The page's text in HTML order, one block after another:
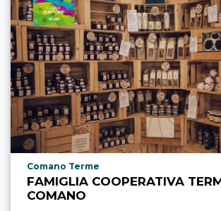
aria.poi_location_prefix
Comano Terme
FAMIGLIA COOPERATIVA
COMANO